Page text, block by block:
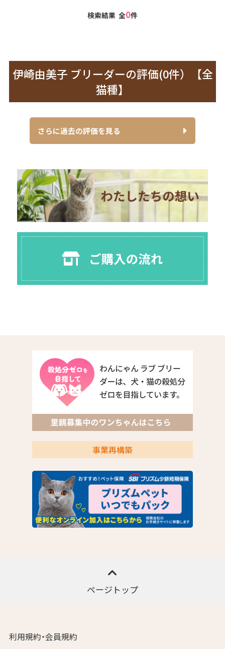
検索結果 全0件
伊崎由美子 ブリーダーの評価(0件）【全
猫種】
さらに過去の評価を見る
事業再構築
ページトップ
利用規約・会員規約